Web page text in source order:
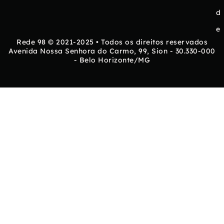
d
e
Rede 98 © 2021-2025 • Todos os direitos reservados
Avenida Nossa Senhora do Carmo, 99, Sion - 30.330-000
- Belo Horizonte/MG